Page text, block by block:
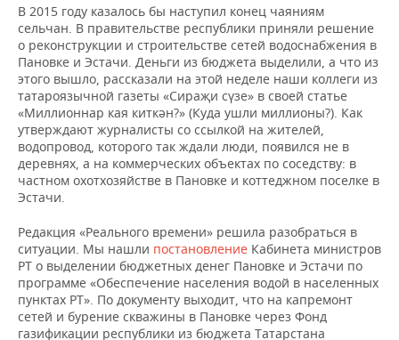
В 2015 году казалось бы наступил конец чаяниям
сельчан. В правительстве республики приняли решение
о реконструкции и строительстве сетей водоснабжения в
Пановке и Эстачи. Деньги из бюджета выделили, а что из
этого вышло, рассказали на этой неделе наши коллеги из
татароязычной газеты «Сираҗи сүзе» в своей статье
«Миллионнар кая киткән?» (Куда ушли миллионы?). Как
утверждают журналисты со ссылкой на жителей,
водопровод, которого так ждали люди, появился не в
деревнях, а на коммерческих объектах по соседству: в
частном охотхозяйстве в Пановке и коттеджном поселке в
Эстачи.
Редакция «Реального времени» решила разобраться в
ситуации. Мы нашли постановление Кабинета министров
РТ о выделении бюджетных денег Пановке и Эстачи по
программе «Обеспечение населения водой в населенных
пунктах РТ». По документу выходит, что на капремонт
сетей и бурение скважины в Пановке через Фонд
газификации республики из бюджета Татарстана